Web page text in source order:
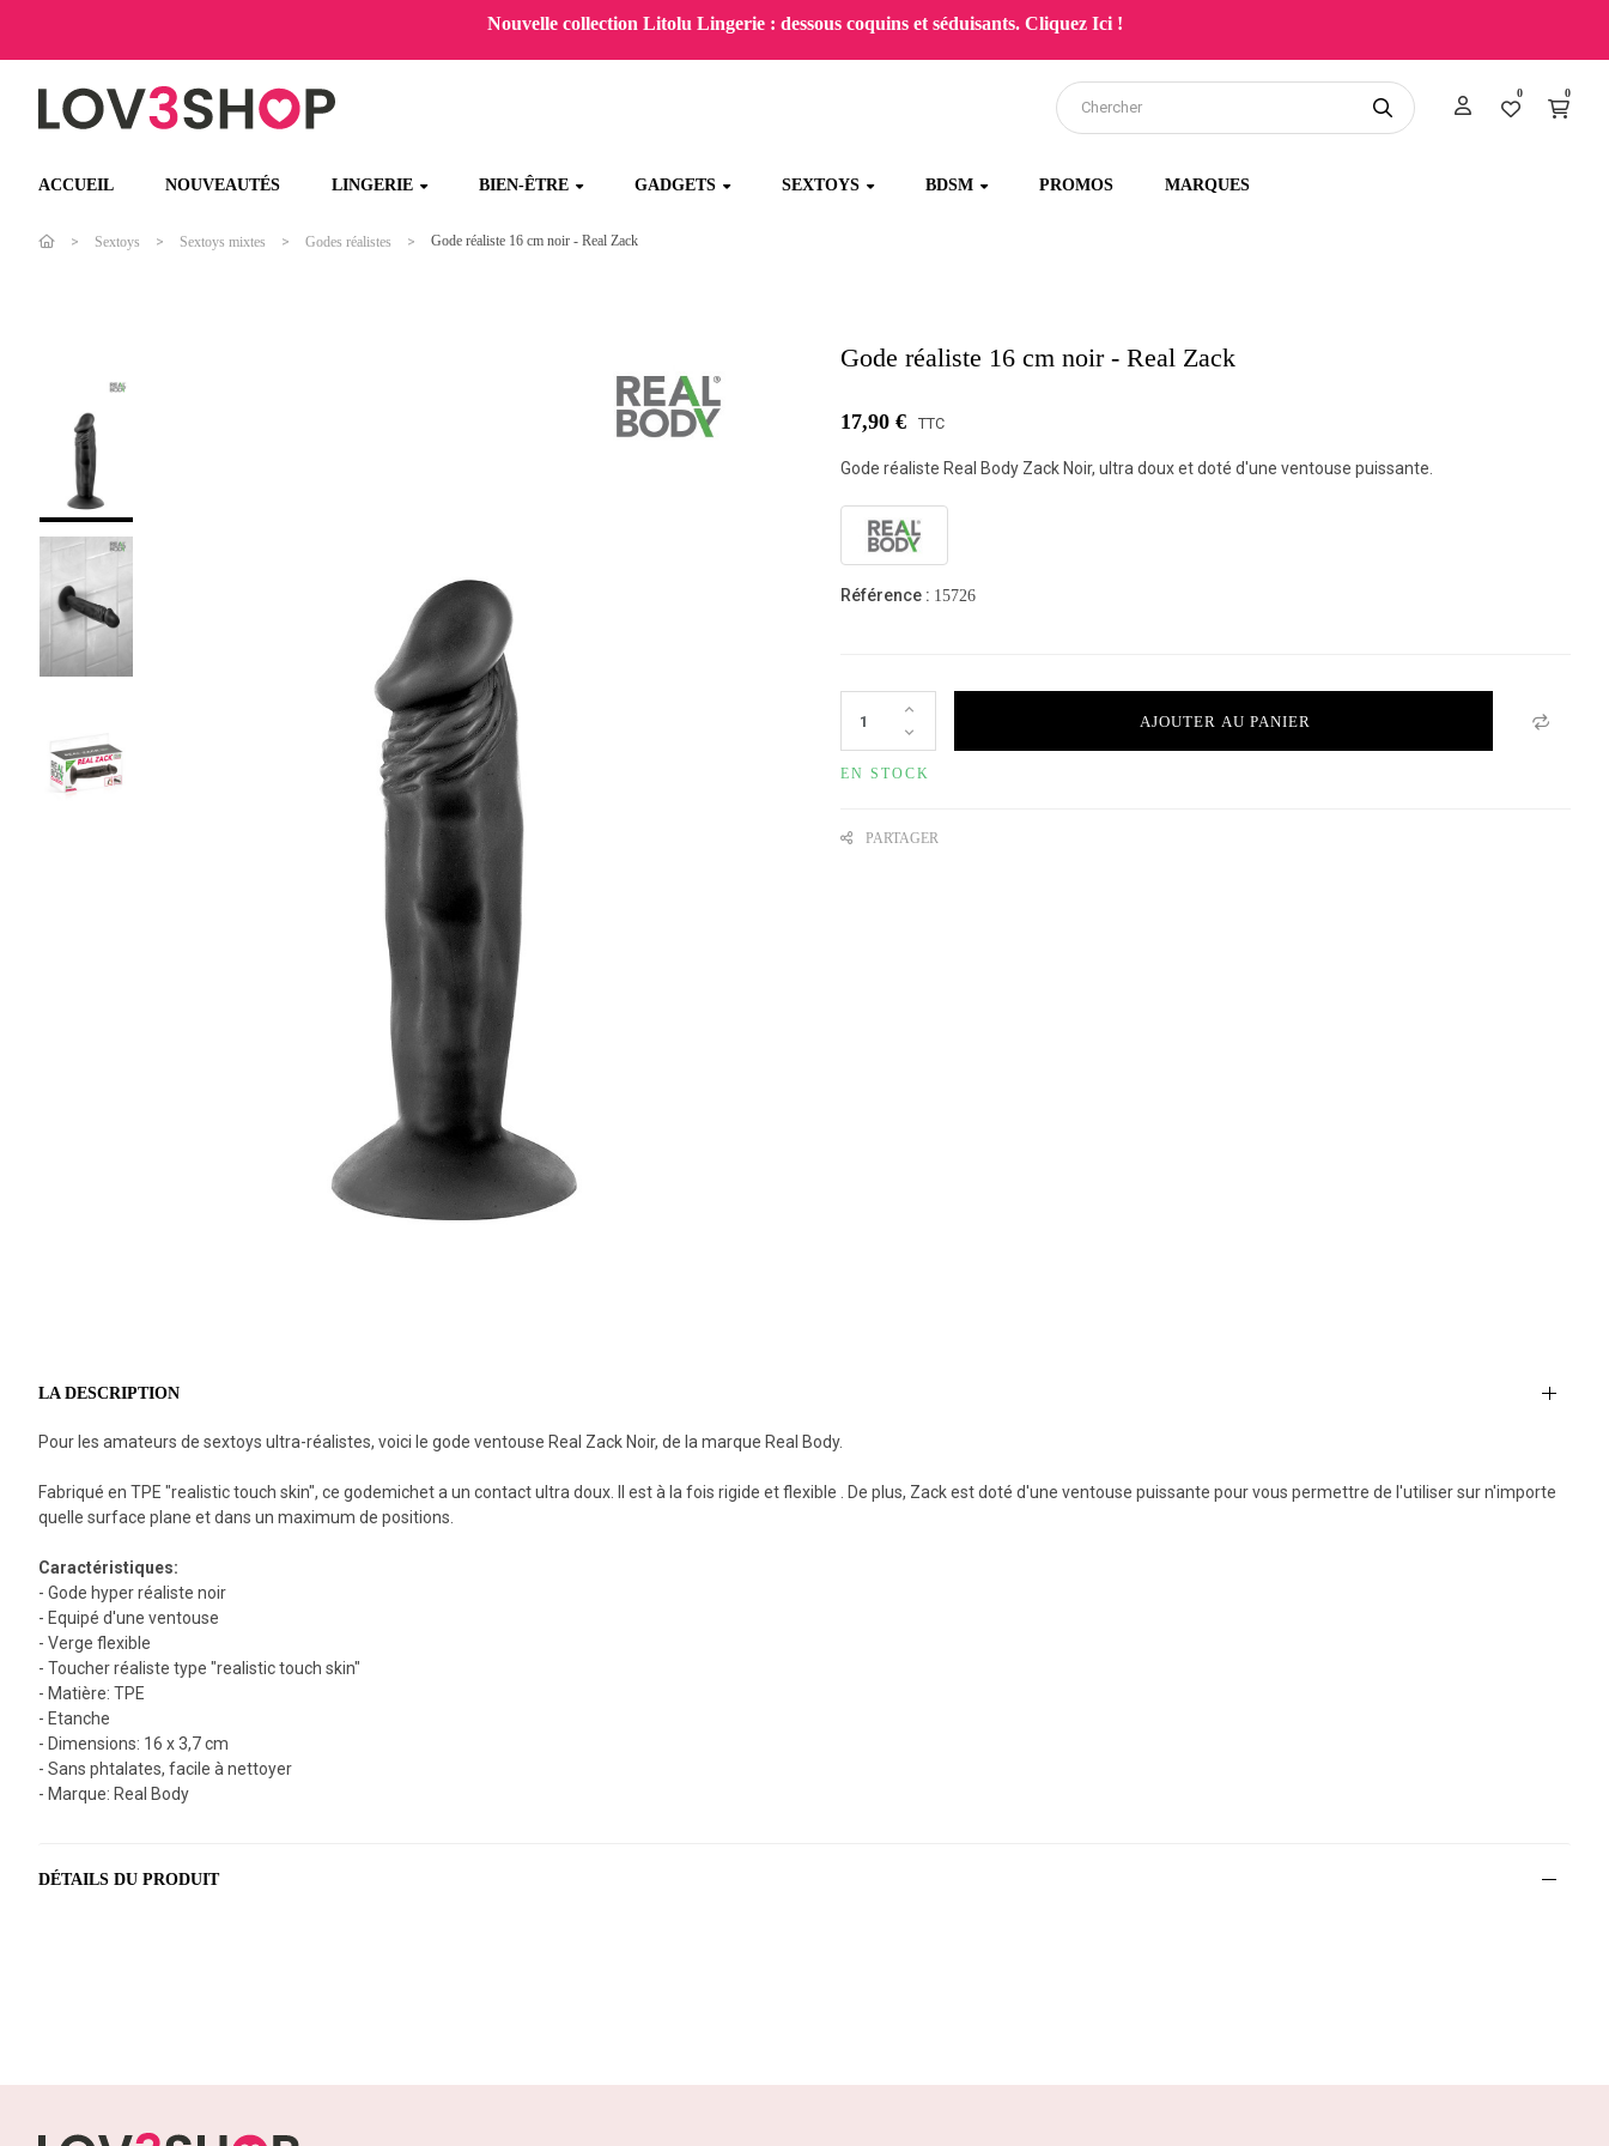
Nouvelle collection Litolu Lingerie : dessous coquins et séduisants. Cliquez Ici !
0 0
ACCUEIL NOUVEAUTÉS LINGERIE BIEN-ÊTRE GADGETS SEXTOYS BDSM PROMOS MARQUES
Sextoys Sextoys mixtes Godes réalistes Gode réaliste 16 cm noir - Real Zack
Gode réaliste 16 cm noir - Real Zack
17,90 € TTC
Gode réaliste Real Body Zack Noir, ultra doux et doté d'une ventouse puissante.
Référence : 15726
AJOUTER AU PANIER
EN STOCK
PARTAGER
LA DESCRIPTION
Pour les amateurs de sextoys ultra-réalistes, voici le gode ventouse Real Zack Noir, de la marque Real Body.
Fabriqué en TPE "realistic touch skin", ce godemichet a un contact ultra doux. Il est à la fois rigide et flexible . De plus, Zack est doté d'une ventouse puissante pour vous permettre de l'utiliser sur n'importe
quelle surface plane et dans un maximum de positions.
Caractéristiques:
- Gode hyper réaliste noir
- Equipé d'une ventouse
- Verge flexible
- Toucher réaliste type "realistic touch skin"
- Matière: TPE
- Etanche
- Dimensions: 16 x 3,7 cm
- Sans phtalates, facile à nettoyer
- Marque: Real Body
DÉTAILS DU PRODUIT